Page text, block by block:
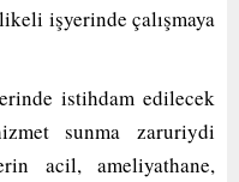
işyerinde çalışmaya
istihdam edilecek
sunma zaruriydi
acil, ameliyathane,